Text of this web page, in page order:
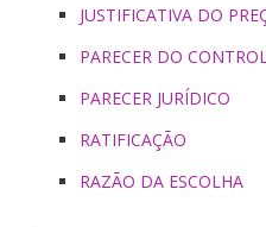
JUSTIFICATIVA DO
PARECER DO
PARECER JURÍDICO
RATIFICAÇÃO
RAZÃO DA ESCOLHA